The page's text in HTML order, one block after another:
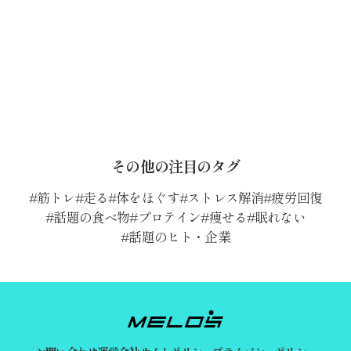
その他の注目のタグ
筋トレ 走る 体をほぐす ストレス解消 疲労回復
話題の食べ物 プロテイン 痩せる 眠れない
話題のヒト・企業